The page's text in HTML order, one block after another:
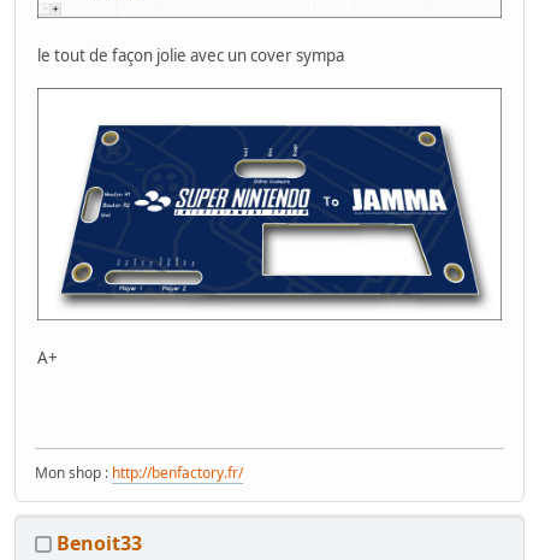
le tout de façon jolie avec un cover sympa
A+
Mon shop : http://benfactory.fr/
Benoit33